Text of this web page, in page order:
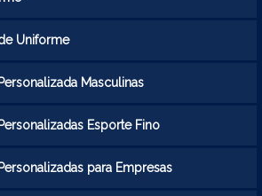
Uniforme
Masculinas
Esporte Fino
para Empresas